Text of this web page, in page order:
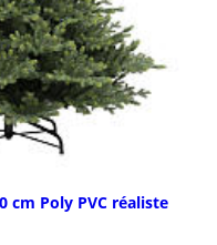
cm Poly PVC réaliste